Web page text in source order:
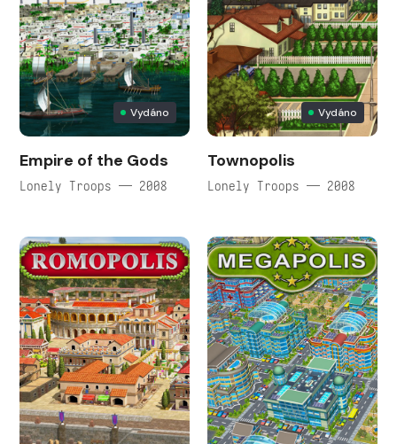
Vydáno
Empire of the Gods
Lonely Troops — 2008
Vydáno
Townopolis
Lonely Troops — 2008